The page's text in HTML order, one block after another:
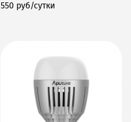
550 руб/сутки